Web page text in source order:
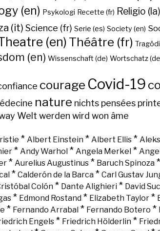
(en) Psykologi Recette (fr) Religio (la)
(it) Science (fr) Serie (es) Society (en)
(en)Théâtre (fr)
(en) Wissenschaft (de) Wortschatz
courage Covid-19
nature nichts pensées
Welt werden wird won âme
* Albert Einstein* Albert Ellis*
* Andy Warhol * Angela Merkel *
* Aurelius Augustinus * Baruch Spinoza *
* Calderón de la Barca * Carl Gustav
Colón * Dante Alighieri * David
* Edmond Rostand * Elizabeth Taylor *
* Fernando Arrabal * Fernando Botero *
Engels * Friedrich Hölderlin *